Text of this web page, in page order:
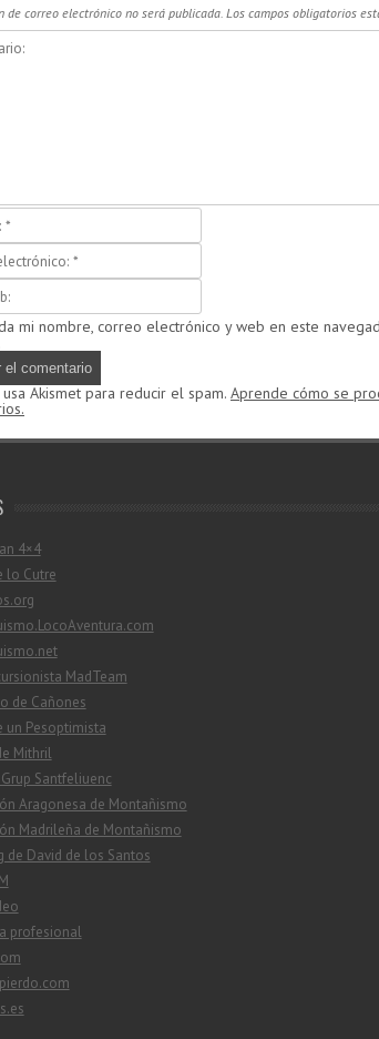
de correo electrónico no será publicada.Los campos obligatorios
mi nombre, correo electrónico y web en este
Akismet para reducir el spam. Aprende cómo se
4×4
lo Cutre
MadTeam
de Cañones
un Pesoptimista
Mithril
Santfeliuenc
Aragonesa de Montañismo
Madrileña de Montañismo
de David de los Santos
profesional